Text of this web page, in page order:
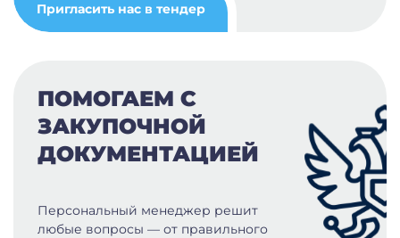
Пригласить нас в тендер
ПОМОГАЕМ С
ЗАКУПОЧНОЙ
ДОКУМЕНТАЦИЕЙ
Персональный менеджер решит
любые вопросы — от правильного